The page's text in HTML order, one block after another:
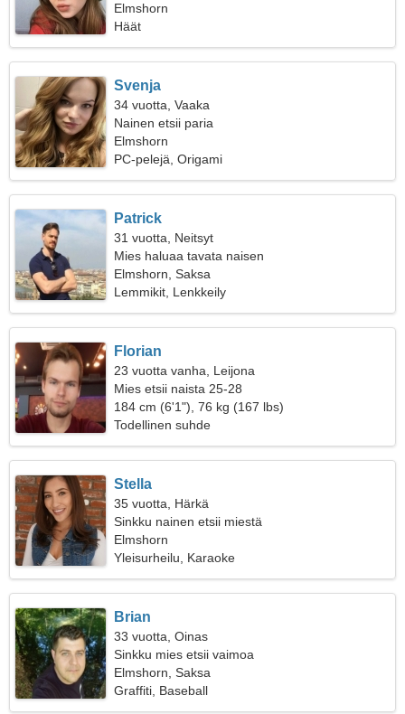
Elmshorn
Häät
Svenja
34 vuotta, Vaaka
Nainen etsii paria
Elmshorn
PC-pelejä, Origami
Patrick
31 vuotta, Neitsyt
Mies haluaa tavata naisen
Elmshorn, Saksa
Lemmikit, Lenkkeily
Florian
23 vuotta vanha, Leijona
Mies etsii naista 25-28
184 cm (6'1"), 76 kg (167 lbs)
Todellinen suhde
Stella
35 vuotta, Härkä
Sinkku nainen etsii miestä
Elmshorn
Yleisurheilu, Karaoke
Brian
33 vuotta, Oinas
Sinkku mies etsii vaimoa
Elmshorn, Saksa
Graffiti, Baseball